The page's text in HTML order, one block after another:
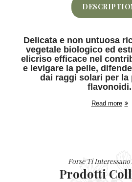
Delicata e non untuosa
vegetale biologico ed
elicriso efficace nel
e levigare la pelle,
dai raggi solari per la
flavonoidi.
Read more
Forse Ti
Prodotti